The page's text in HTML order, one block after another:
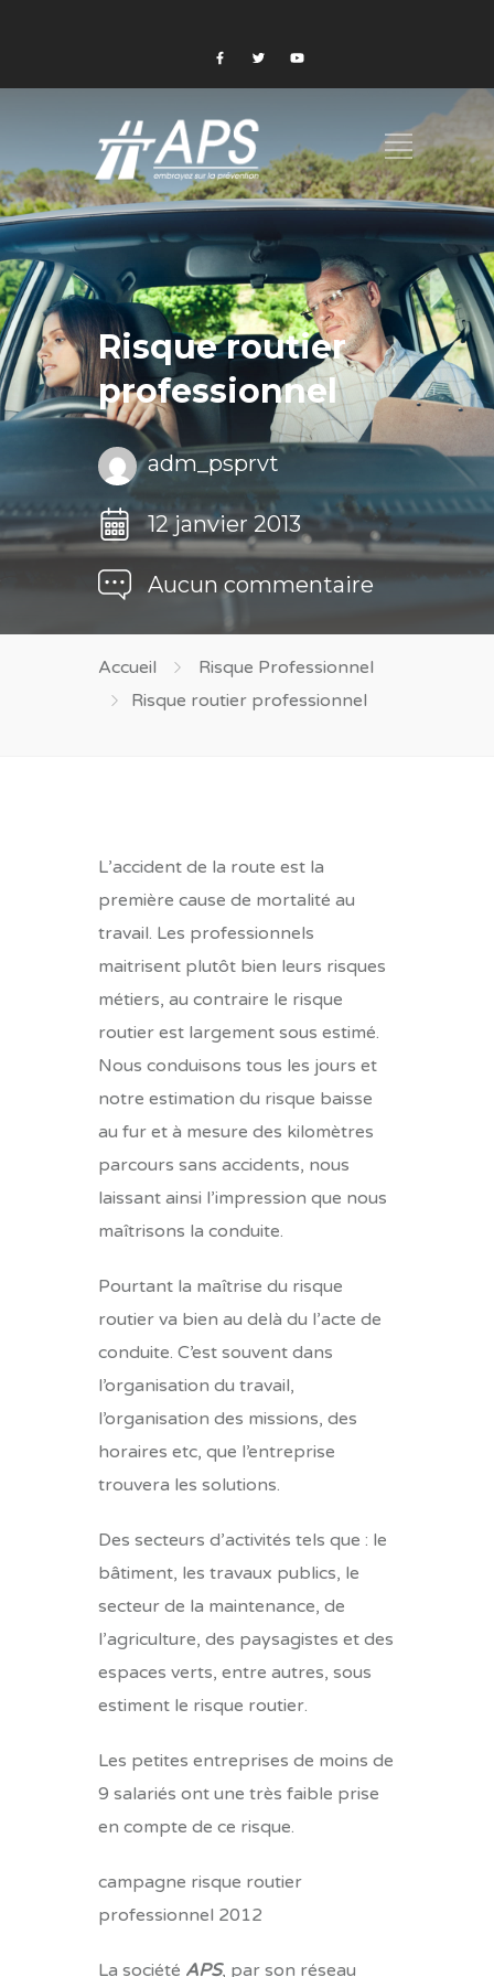
Risque routier
professionnel
adm_psprvt
12 janvier 2013
Aucun commentaire
Accueil
Risque Professionnel
Risque routier professionnel
L’accident de la route est la
première cause de mortalité au
travail. Les professionnels
maitrisent plutôt bien leurs risques
métiers, au contraire le risque
routier est largement sous estimé.
Nous conduisons tous les jours et
notre estimation du risque baisse
au fur et à mesure des kilomètres
parcours sans accidents, nous
laissant ainsi l’impression que nous
maîtrisons la conduite.
Pourtant la maîtrise du risque
routier va bien au delà du l’acte de
conduite. C’est souvent dans
l’organisation du travail,
l’organisation des missions, des
horaires etc, que l’entreprise
trouvera les solutions.
Des secteurs d’activités tels que : le
bâtiment, les travaux publics, le
secteur de la maintenance, de
l’agriculture, des paysagistes et des
espaces verts, entre autres, sous
estiment le risque routier.
Les petites entreprises de moins de
9 salariés ont une très faible prise
en compte de ce risque.
campagne risque routier
professionnel 2012
La société APS, par son réseau